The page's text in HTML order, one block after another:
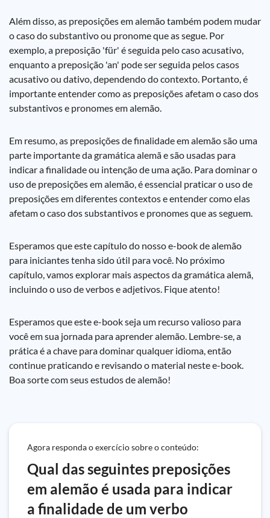
Além disso, as preposições em alemão também podem mudar
o caso do substantivo ou pronome que as segue. Por
exemplo, a preposição 'für' é seguida pelo caso acusativo,
enquanto a preposição 'an' pode ser seguida pelos casos
acusativo ou dativo, dependendo do contexto. Portanto, é
importante entender como as preposições afetam o caso dos
substantivos e pronomes em alemão.
Em resumo, as preposições de finalidade em alemão são uma
parte importante da gramática alemã e são usadas para
indicar a finalidade ou intenção de uma ação. Para dominar o
uso de preposições em alemão, é essencial praticar o uso de
preposições em diferentes contextos e entender como elas
afetam o caso dos substantivos e pronomes que as seguem.
Esperamos que este capítulo do nosso e-book de alemão
para iniciantes tenha sido útil para você. No próximo
capítulo, vamos explorar mais aspectos da gramática alemã,
incluindo o uso de verbos e adjetivos. Fique atento!
Esperamos que este e-book seja um recurso valioso para
você em sua jornada para aprender alemão. Lembre-se, a
prática é a chave para dominar qualquer idioma, então
continue praticando e revisando o material neste e-book.
Boa sorte com seus estudos de alemão!
Agora responda o exercício sobre o conteúdo:
Qual das seguintes preposições
em alemão é usada para indicar
a finalidade de um verbo